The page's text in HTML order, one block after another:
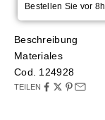
Bestellen Sie vor
Beschreibung
Materiales
Cod. 124928
TEILEN